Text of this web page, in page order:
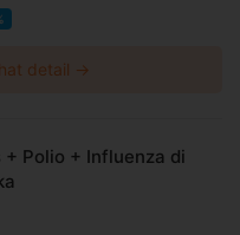
detail →
Polio + Influenza di